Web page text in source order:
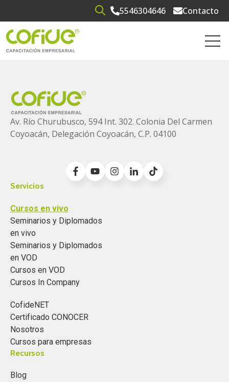
Open search5546304646 Contacto
Av. Río Churubusco, 594 Int. 302. Colonia Del Carmen
Coyoacán, Delegación Coyoacán, C.P. 04100
Servicios
Cursos en vivo
Seminarios y Diplomados
en vivo
Seminarios y Diplomados
en VOD
Cursos en VOD
Cursos In Company
CofideNET
Certificado CONOCER
Nosotros
Cursos para empresas
Recursos
Blog